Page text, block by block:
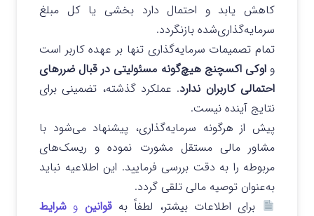
کاهش یابد و احتمال دارد بخشی یا کل مبلغ
سرمایه‌گذاری‌شده بازنگردد.
تمام تصمیمات سرمایه‌گذاری تنها بر عهده کاربر است
واوکی اکسچنج هیچ‌گونه مسئولیتی در قبال ضررهای
احتمالی کاربران ندارد. عملکرد گذشته، تضمینی برای
نتایج آینده نیست.
پیش از هرگونه سرمایه‌گذاری، پیشنهاد می‌شود با
مشاور مالی مستقل مشورت نموده و ریسک‌های
مربوطه را به دقت بررسی فرمایید. این اطلاعیه نباید
به‌عنوان توصیه مالی تلقی گردد.
برای اطلاعات بیشتر، لطفاً بهقوانین و شرایط